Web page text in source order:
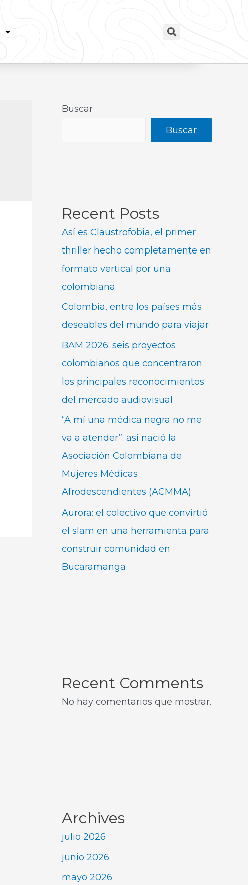
Buscar
Buscar
Recent Posts
Así es Claustrofobia, el primer
thriller hecho completamente en
formato vertical por una
colombiana
Colombia, entre los países más
deseables del mundo para viajar
BAM 2026: seis proyectos
colombianos que concentraron
los principales reconocimientos
del mercado audiovisual
“A mí una médica negra no me
va a atender”: así nació la
Asociación Colombiana de
Mujeres Médicas
Afrodescendientes (ACMMA)
Aurora: el colectivo que convirtió
el slam en una herramienta para
construir comunidad en
Bucaramanga
Recent Comments
No hay comentarios que mostrar.
Archives
julio 2026
junio 2026
mayo 2026